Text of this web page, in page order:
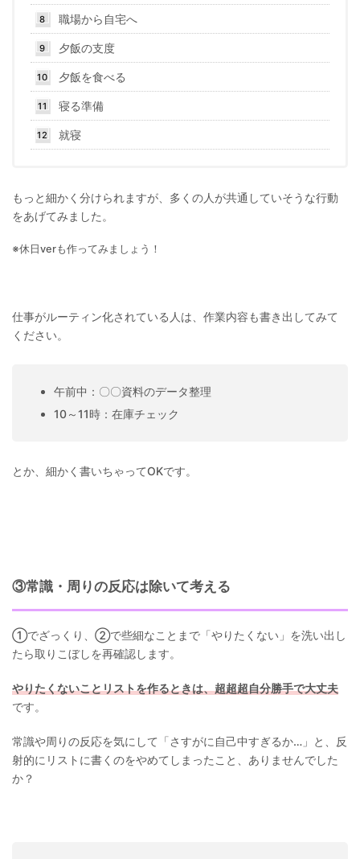
職場から自宅へ
夕飯の支度
夕飯を食べる
寝る準備
就寝
もっと細かく分けられますが、多くの人が共通していそうな行動
をあげてみました。
※休日verも作ってみましょう！
仕事がルーティン化されている人は、作業内容も書き出してみて
ください。
午前中：〇〇資料のデータ整理
10～11時：在庫チェック
とか、細かく書いちゃってOKです。
③常識・周りの反応は除いて考える
①でざっくり、②で些細なことまで「やりたくない」を洗い出し
たら取りこぼしを再確認します。
やりたくないことリストを作るときは、超超超自分勝手で大丈夫
です。
常識や周りの反応を気にして「さすがに自己中すぎるか…」と、反
射的にリストに書くのをやめてしまったこと、ありませんでした
か？